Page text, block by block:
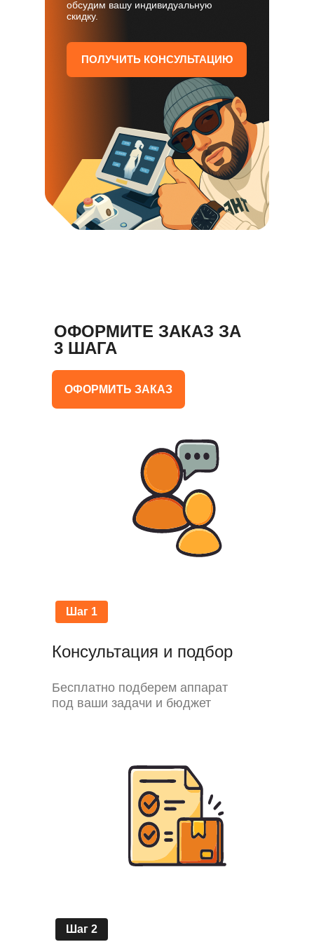
обсудим вашу индивидуальную
скидку.
ПОЛУЧИТЬ КОНСУЛЬТАЦИЮ
ОФОРМИТЕ ЗАКАЗ ЗА
3 ШАГА
Шаг 2
Шаг 1
Бесплатно подберем аппарат
под ваши задачи и бюджет
Консультация и подбор
ОФОРМИТЬ ЗАКАЗ